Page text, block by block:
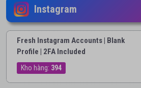
Instagram
Fresh Instagram Accounts | Blank
Profile | 2FA Included
Kho hàng: 394